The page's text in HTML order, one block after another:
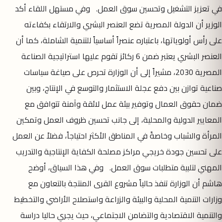
في تعزيز التشغيل وتحسين سوق العمل. وفي مستهل اللقاء أكد
الوزير أن الدولة المصرية تضع العنصر البشري والارتقاء بكفاءته
على رأس أولوياتها، باعتباره عنصراً أساسياً للتنمية الشاملة، كما أن
العنصر البشري يعتبر ضمن 6 ركائز تقوم عليها استراتيجية الصناعة
المصرية 2030، مشيراً إلى أن الوزارة تحرص على صياغة سياسات
صناعية توازن بين دفع عجلة الاستثمار والتوسع في الإنتاج، وبين
ضمان حقوق العمال وتوفير بيئة عمل لائقة وآمنة تتوافق مع
المعايير الدولية والمحلية، إلى جانب تحسين ظروف العمل وتمكين
المرأة والشباب وخاصةً في المناطق الأكثر احتياجاً، فضلاً عن العمل
على تحسين جودة خريجي مراكز مصلحة الكفاية الإنتاجية والتدريب
المهني لتلبية متطلبات سوق العمل. وفي هذا السياق، أوضح
هاشم أن الوزارة تنفذ حالياً مشروع القرى المنتجة بالتعاون مع
وزارات التنمية المحلية والبيئة والزراعة واستصلاح الأراضي والتخطيط
والتنمية الاقتصادية والتضامن الاجتماعي، حيث يجري حاليا دراسة